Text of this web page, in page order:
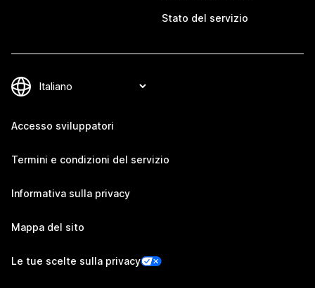
Stato del servizio
Accesso sviluppatori
Termini e condizioni del servizio
Informativa sulla privacy
Mappa del sito
Le tue scelte sulla privacy